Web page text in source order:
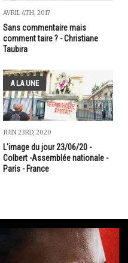
AVRIL 4TH, 2017
Sans commentaire mais
comment taire ? - Christiane
Taubira
A LA UNE
JUIN 23RD, 2020
L'image du jour 23/06/20 -
Colbert -Assemblée nationale -
Paris - France